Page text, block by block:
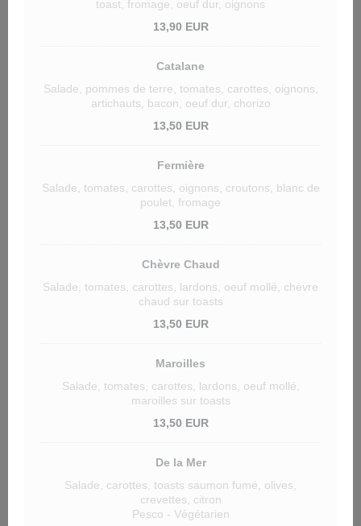
toast, fromage, oeuf dur, oignons
13,90 EUR
Catalane
Salade, pommes de terre, tomates, carottes, oignons,
artichauts, bacon, oeuf dur, chorizo
13,50 EUR
Fermière
Salade, tomates, carottes, oignons, croutons, blanc de
poulet, fromage
13,50 EUR
Chèvre Chaud
Salade, tomates, carottes, lardons, oeuf mollé, chèvre
chaud sur toasts
13,50 EUR
Maroilles
Salade, tomates, carottes, lardons, oeuf mollé,
maroilles sur toasts
13,50 EUR
De la Mer
Salade, carottes, toasts saumon fumé, olives,
crevettes, citron
Pesco - Végétarien